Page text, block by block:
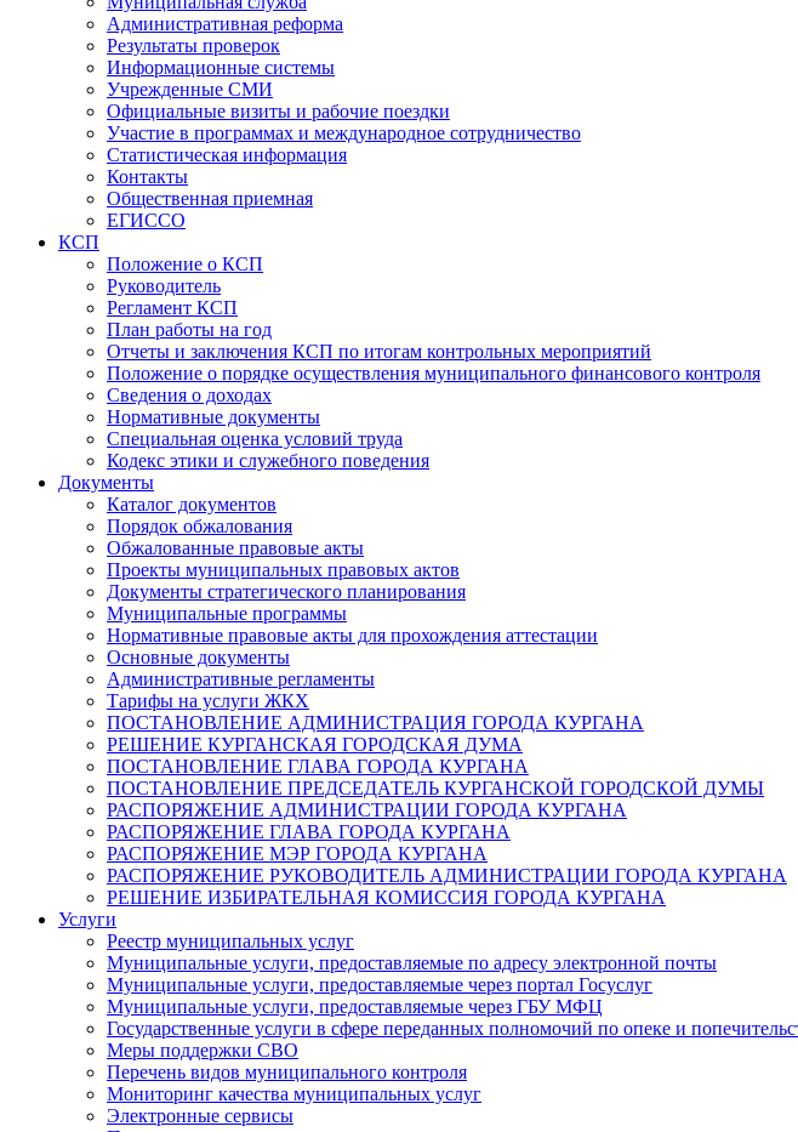
Административная реформа
Результаты проверок
Информационные системы
Учрежденные СМИ
Официальные визиты и рабочие поездки
Участие в программах и международное сотрудничество
Статистическая информация
Контакты
Общественная приемная
ЕГИССО
КСП
Положение о КСП
Руководитель
Регламент КСП
План работы на год
Отчеты и заключения КСП по итогам контрольных мероприятий
Положение о порядке осуществления муниципального финансового контроля
Сведения о доходах
Нормативные документы
Специальная оценка условий труда
Кодекс этики и служебного поведения
Документы
Каталог документов
Порядок обжалования
Обжалованные правовые акты
Проекты муниципальных правовых актов
Документы стратегического планирования
Муниципальные программы
Нормативные правовые акты для прохождения аттестации
Основные документы
Административные регламенты
Тарифы на услуги ЖКХ
ПОСТАНОВЛЕНИЕ АДМИНИСТРАЦИЯ ГОРОДА КУРГАНА
РЕШЕНИЕ КУРГАНСКАЯ ГОРОДСКАЯ ДУМА
ПОСТАНОВЛЕНИЕ ГЛАВА ГОРОДА КУРГАНА
ПОСТАНОВЛЕНИЕ ПРЕДСЕДАТЕЛЬ КУРГАНСКОЙ ГОРОДСКОЙ ДУМЫ
РАСПОРЯЖЕНИЕ АДМИНИСТРАЦИИ ГОРОДА КУРГАНА
РАСПОРЯЖЕНИЕ ГЛАВА ГОРОДА КУРГАНА
РАСПОРЯЖЕНИЕ МЭР ГОРОДА КУРГАНА
РАСПОРЯЖЕНИЕ РУКОВОДИТЕЛЬ АДМИНИСТРАЦИИ ГОРОДА КУРГАНА
РЕШЕНИЕ ИЗБИРАТЕЛЬНАЯ КОМИССИЯ ГОРОДА КУРГАНА
Услуги
Реестр муниципальных услуг
Муниципальные услуги, предоставляемые по адресу электронной почты
Муниципальные услуги, предоставляемые через портал Госуслуг
Муниципальные услуги, предоставляемые через ГБУ МФЦ
Государственные услуги в сфере переданных полномочий по опеке и
Меры поддержки СВО
Перечень видов муниципального контроля
Мониторинг качества муниципальных услуг
Электронные сервисы